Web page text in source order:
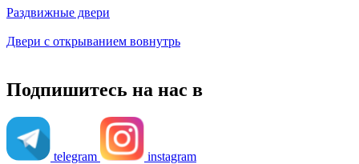
Раздвижные двери
Двери с открыванием вовнутрь
Подпишитесь на нас в
telegram
instagram